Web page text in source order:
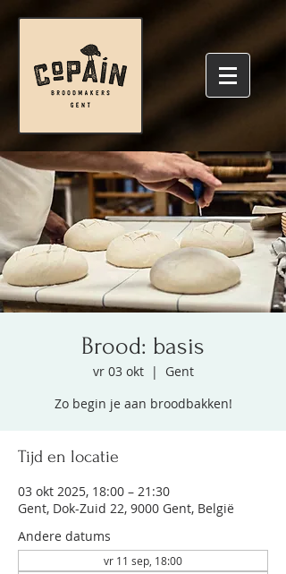
Brood: basis
vr 03 okt
  |
Gent
Zo begin je aan broodbakken!
Tijd en locatie
03 okt 2025, 18:00 – 21:30
Gent, Dok-Zuid 22, 9000 Gent, België
Andere datums
vr 11 sep, 18:00